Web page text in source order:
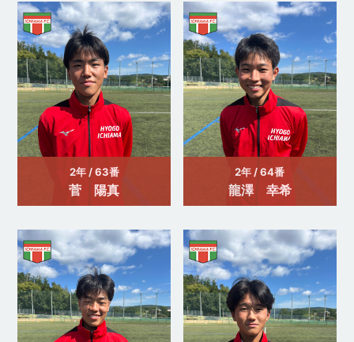
2年 / 63番
菅 陽真
2年 / 64番
龍澤 幸希